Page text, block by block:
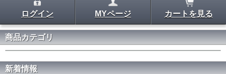
ログイン MYページ カートを見る
商品カテゴリ
新着情報